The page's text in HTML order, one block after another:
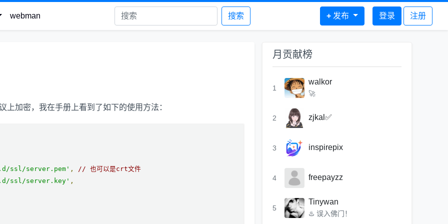
webman 搜索 + 发布 登录 注册
加密，我在手册上看到了如下的使用方法：
ssl/server.pem' ,
// 也可以是crt文件
ssl/server.key' ,
月贡献榜
1
walkor
🚀
2 zjkal✅
3 inspirepix
4 freepayzz
5
Tinywan
♨️ 误入佛门！